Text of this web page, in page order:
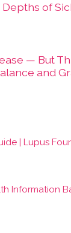
of
— But
and
| Lupus
Information